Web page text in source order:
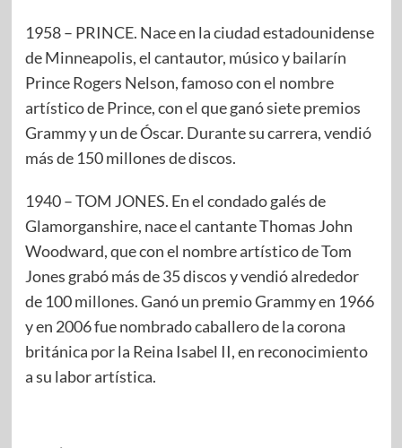
1958 – PRINCE. Nace en la ciudad estadounidense
de Minneapolis, el cantautor, músico y bailarín
Prince Rogers Nelson, famoso con el nombre
artístico de Prince, con el que ganó siete premios
Grammy y un de Óscar. Durante su carrera, vendió
más de 150 millones de discos.
1940 – TOM JONES. En el condado galés de
Glamorganshire, nace el cantante Thomas John
Woodward, que con el nombre artístico de Tom
Jones grabó más de 35 discos y vendió alrededor
de 100 millones. Ganó un premio Grammy en 1966
y en 2006 fue nombrado caballero de la corona
británica por la Reina Isabel II, en reconocimiento
a su labor artística.